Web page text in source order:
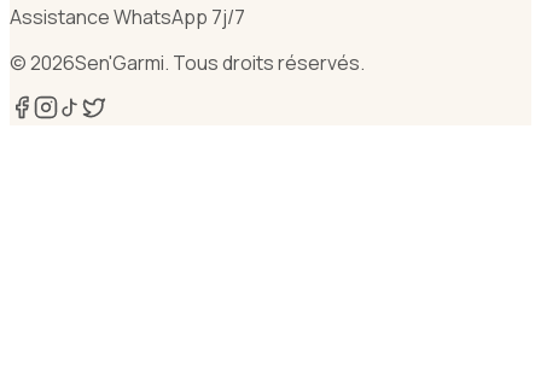
Assistance WhatsApp 7j/7
©2026Sen'Garmi. Tous droits réservés.